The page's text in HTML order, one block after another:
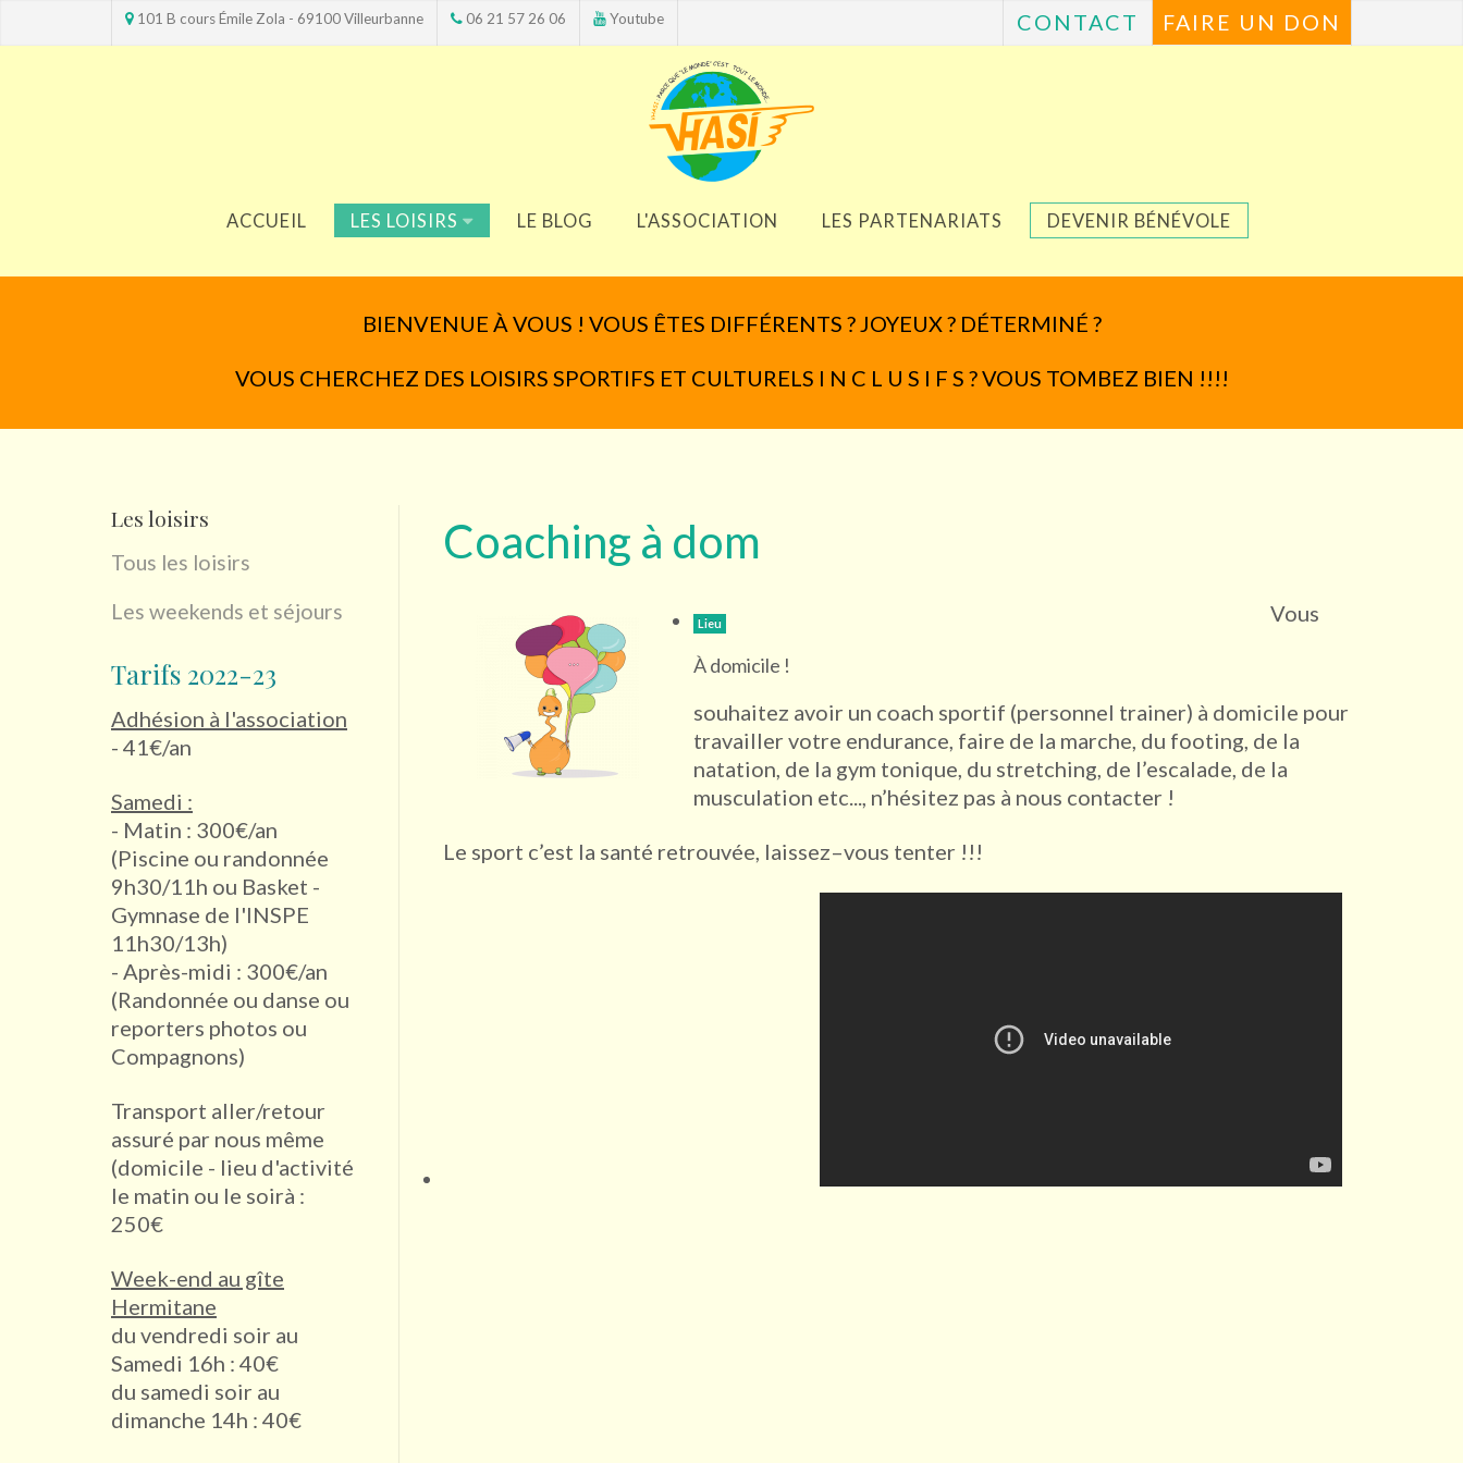
101 B cours Émile Zola - 69100 Villeurbanne 06 21 57 26 06 Youtube CONTACT FAIRE UN DON
ACCUEIL LES LOISIRS LE BLOG L'ASSOCIATION LES PARTENARIATS DEVENIR BÉNÉVOLE
BIENVENUE À VOUS ! VOUS ÊTES DIFFÉRENTS ? JOYEUX ? DÉTERMINÉ ?
VOUS CHERCHEZ DES LOISIRS SPORTIFS ET CULTURELS I N C L U S I F S ? VOUS TOMBEZ BIEN !!!!
Les loisirs
Tous les loisirs
Les weekends et séjours
Tarifs 2022-23
Adhésion à l'association
- 41€/an
Samedi :
- Matin : 300€/an
(Piscine ou randonnée
9h30/11h ou Basket -
Gymnase de l'INSPE
11h30/13h)
- Après-midi : 300€/an
(Randonnée ou danse ou
reporters photos ou
Compagnons)
Transport aller/retour
assuré par nous même
(domicile - lieu d'activité
le matin ou le soirà :
250€
Week-end au gîte
Hermitane
du vendredi soir au
Samedi 16h : 40€
du samedi soir au
dimanche 14h : 40€
Coaching à dom
Lieu
À domicile !
Vous
souhaitez avoir un coach sportif (personnel trainer) à domicile pour
travailler votre endurance, faire de la marche, du footing, de la
natation, de la gym tonique, du stretching, de l’escalade, de la
musculation etc..., n’hésitez pas à nous contacter !
Le sport c’est la santé retrouvée, laissez–vous tenter !!!